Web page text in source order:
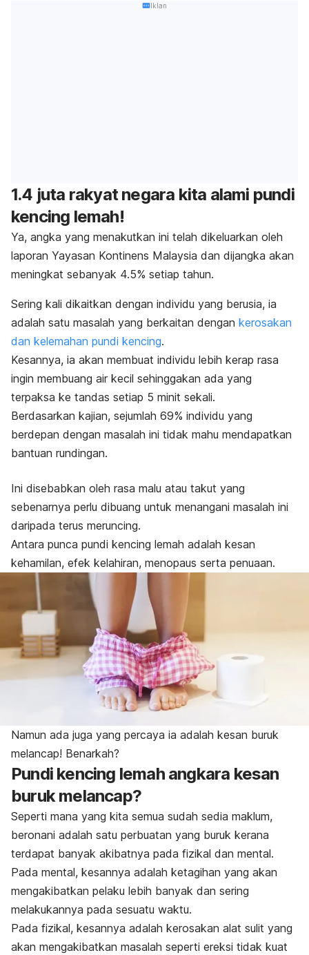
Iklan
1.4 juta rakyat negara kita alami pundi
kencing lemah!
Ya, angka yang menakutkan ini telah dikeluarkan oleh
laporan Yayasan Kontinens Malaysia dan dijangka akan
meningkat sebanyak 4.5% setiap tahun.
Sering kali dikaitkan dengan individu yang berusia, ia
adalah satu masalah yang berkaitan dengan kerosakan
dan kelemahan pundi kencing.
Kesannya, ia akan membuat individu lebih kerap rasa
ingin membuang air kecil sehinggakan ada yang
terpaksa ke tandas setiap 5 minit sekali.
Berdasarkan kajian, sejumlah 69% individu yang
berdepan dengan masalah ini tidak mahu mendapatkan
bantuan rundingan.
Ini disebabkan oleh rasa malu atau takut yang
sebenarnya perlu dibuang untuk menangani masalah ini
daripada terus meruncing.
Antara punca pundi kencing lemah adalah kesan
kehamilan, efek kelahiran, menopaus serta penuaan.
Namun ada juga yang percaya ia adalah kesan buruk
melancap! Benarkah?
Pundi kencing lemah angkara kesan
buruk melancap?
Seperti mana yang kita semua sudah sedia maklum,
beronani adalah satu perbuatan yang buruk kerana
terdapat banyak akibatnya pada fizikal dan mental.
Pada mental, kesannya adalah ketagihan yang akan
mengakibatkan pelaku lebih banyak dan sering
melakukannya pada sesuatu waktu.
Pada fizikal, kesannya adalah kerosakan alat sulit yang
akan mengakibatkan masalah seperti ereksi tidak kuat